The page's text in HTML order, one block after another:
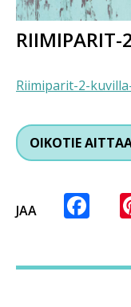
RIIMIPARIT-
Riimiparit-2-
OIKOTIE
JAA